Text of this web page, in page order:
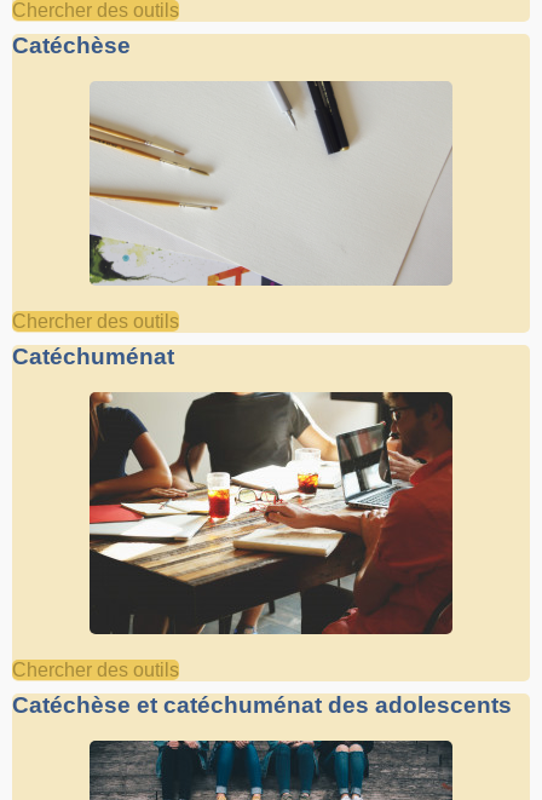
Chercher des outils
Catéchèse
Chercher des outils
Catéchuménat
Chercher des outils
Catéchèse et catéchuménat des adolescents